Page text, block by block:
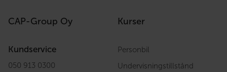
CAP-Group Oy
Kundservice
050 913 0300
Kurser
Personbil
Undervisningstillstånd